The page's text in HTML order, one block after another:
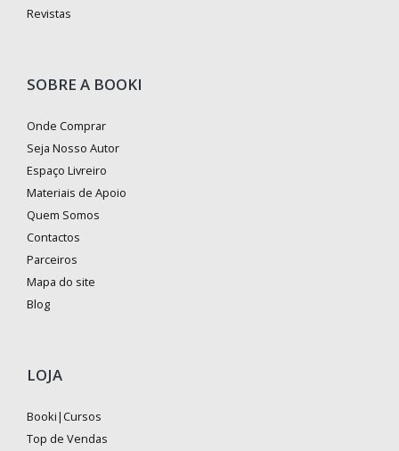
Revistas
SOBRE A BOOKI
Onde Comprar
Seja Nosso Autor
Espaço Livreiro
Materiais de Apoio
Quem Somos
Contactos
Parceiros
Mapa do site
Blog
LOJA
Booki|Cursos
Top de Vendas